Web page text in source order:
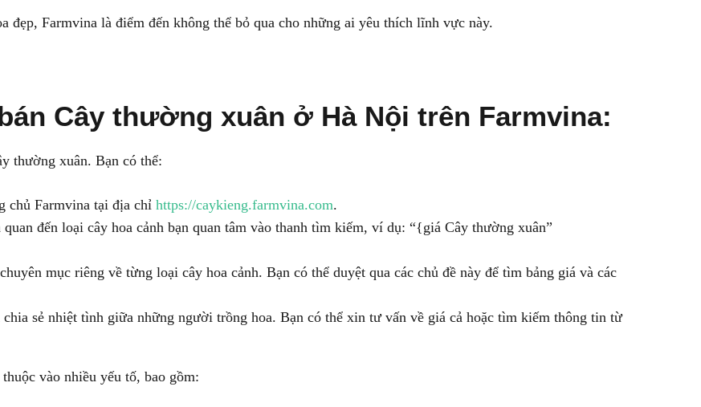
đẹp, Farmvina là điểm đến không thể bỏ qua cho những ai yêu thích lĩnh vực này.
Cây thường xuân ở Hà Nội trên Farmvina:
thường xuân. Bạn có thể:
chủ Farmvina tại địa chỉ https://caykieng.farmvina.com.
đến loại cây hoa cảnh bạn quan tâm vào thanh tìm kiếm, ví dụ: “{giá Cây thường xuân”
mục riêng về từng loại cây hoa cảnh. Bạn có thể duyệt qua các chủ đề này để tìm bảng giá và các
sẻ nhiệt tình giữa những người trồng hoa. Bạn có thể xin tư vấn về giá cả hoặc tìm kiếm thông tin từ
vào nhiều yếu tố, bao gồm: